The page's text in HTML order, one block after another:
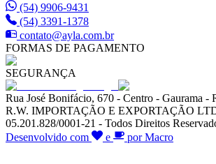
(54) 9906-9431
(54) 3391-1378
contato@ayla.com.br
FORMAS DE PAGAMENTO
SEGURANÇA
Rua José Bonifácio, 670 - Centro - Gaurama -
R.W. IMPORTAÇÃO E EXPORTAÇÃO
05.201.828/0001-21 - Todos Direitos
Desenvolvido com
e por Macro